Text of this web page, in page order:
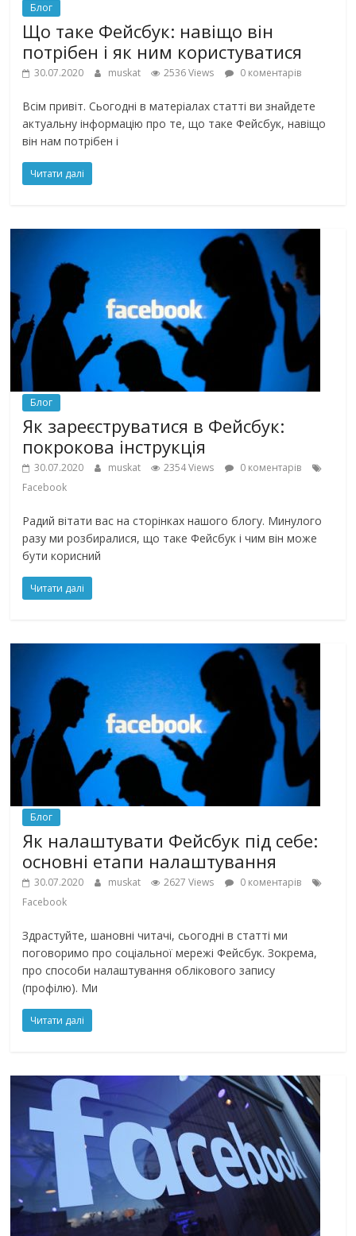
Блог
Що таке Фейсбук: навіщо він
потрібен і як ним користуватися
30.07.2020 muskat 2536 Views 0 коментарів
Всім привіт. Сьогодні в матеріалах статті ви знайдете
актуальну інформацію про те, що таке Фейсбук, навіщо
він нам потрібен і
Читати далі
Блог
Як зареєструватися в Фейсбук:
покрокова інструкція
30.07.2020 muskat 2354 Views
0 коментарів
Facebook
Радий вітати вас на сторінках нашого блогу. Минулого
разу ми розбиралися, що таке Фейсбук і чим він може
бути корисний
Читати далі
Блог
Як налаштувати Фейсбук під себе:
основні етапи налаштування
30.07.2020 muskat 2627 Views
0 коментарів
Facebook
Здрастуйте, шановні читачі, сьогодні в статті ми
поговоримо про соціальної мережі Фейсбук. Зокрема,
про способи налаштування облікового запису
(профілю). Ми
Читати далі